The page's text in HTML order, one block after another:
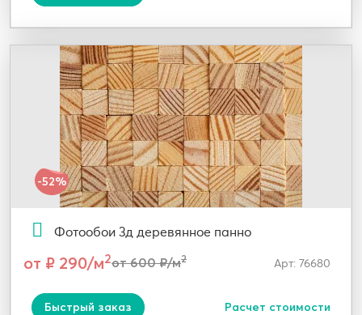
-52%
Фотообои 3д деревянное панно
от ₽ 290/м2от 600 ₽/м2 Арт: 76680
Быстрый заказ Расчет стоимости